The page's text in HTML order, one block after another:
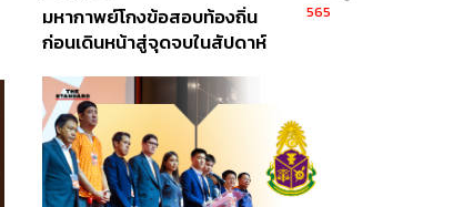
มหากาพย์โกงข้อสอบท้องถิ่น
ก่อนเดินหน้าสู่จุดจบในสัปดาห์
565